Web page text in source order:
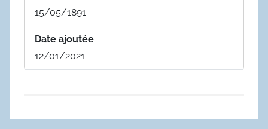
15/05/1891
Date ajoutée
12/01/2021